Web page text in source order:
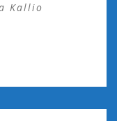
Kallio